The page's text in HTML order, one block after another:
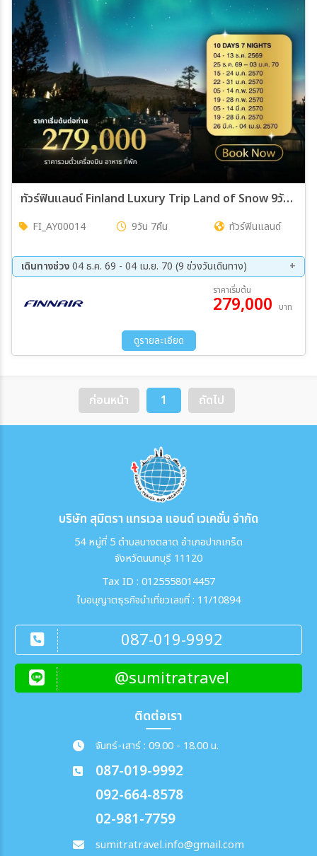
ทัวร์ฟินแลนด์ Finland Luxury Trip Land of Snow 9วัน 7คืน (AY)
FI_AY00014 9วัน 7คืน ทัวร์ฟินแลนด์
เดินทางช่วง04 ธ.ค. 69 - 04 เม.ย. 70 (9 ช่วงวันเดินทาง)
25 ธ.ค. 69 - 03 ม.ค. 70
15 ม.ค. 70 - 24 ม.ค. 70
22 ม.ค. 70 - 31 ม.ค. 70
19 ก.พ. 70 - 28 ก.พ. 70
19 มี.ค 70 - 28 มี.ค 70
ราคาเริ่มต้น
279,000 บาท
ดูรายละเอียด
ก่อนหน้า 1 ถัดไป
บริษัท สุมิตรา แทรเวล แอนด์ เวเคชั่น จำกัด
54 หมู่ที่ 5 ตำบลบางตลาด อำเภอปากเกร็ด
จังหวัดนนทบุรี 11120
Tax ID : 0125558014457
ใบอนุญาตธุรกิจนำเที่ยวเลขที่ : 11/10894
087-019-9992
@sumitratravel
ติดต่อเรา
จันทร์-เสาร์ : 09.00 - 18.00 น.
087-019-9992
092-664-8578
02-981-7759
sumitratravel.info@gmail.com